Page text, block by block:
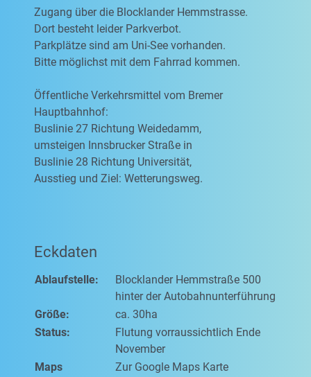
Zugang über die Blocklander Hemmstrasse.
Dort besteht leider Parkverbot.
Parkplätze sind am Uni-See vorhanden.
Bitte möglichst mit dem Fahrrad kommen.
Öffentliche Verkehrsmittel vom Bremer
Hauptbahnhof:
Buslinie 27 Richtung Weidedamm,
umsteigen Innsbrucker Straße in
Buslinie 28 Richtung Universität,
Ausstieg und Ziel: Wetterungsweg.
Eckdaten
Ablaufstelle:
Blocklander Hemmstraße 500
hinter der Autobahnunterführung
Größe:
ca. 30ha
Status:
Flutung vorraussichtlich Ende
November
Maps
Zur Google Maps Karte